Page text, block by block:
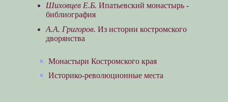
Шиховцев Е.Б. Ипатьевский монастырь -
библиография
А.А. Григоров. Из истории костромского
дворянства
×Монастыри Костромского края
×Историко-революционные места